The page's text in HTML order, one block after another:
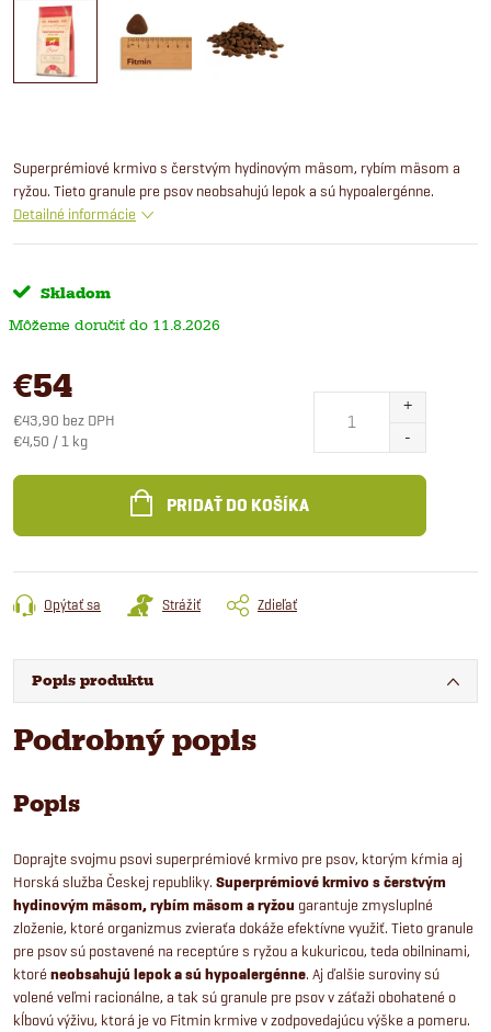
Superprémiové krmivo s čerstvým hydinovým mäsom, rybím mäsom a
ryžou. Tieto granule pre psov neobsahujú lepok a sú hypoalergénne.
Detailné informácie
Skladom
11.8.2026
€54
€43,90 bez DPH
Jednotková
€4,50 / 1 kg
PRIDAŤ DO KOŠÍKA
Opýtať sa Strážiť Zdieľať
Popis produktu
Podrobný popis
Popis
Doprajte svojmu psovi superprémiové krmivo pre psov, ktorým kŕmia aj
Horská služba Českej republiky. Superprémiové krmivo s čerstvým
hydinovým mäsom, rybím mäsom a ryžou garantuje zmysluplné
zloženie, ktoré organizmus zvieraťa dokáže efektívne využiť. Tieto granule
pre psov sú postavené na receptúre s ryžou a kukuricou, teda obilninami,
ktoré neobsahujú lepok a sú hypoalergénne. Aj ďalšie suroviny sú
volené veľmi racionálne, a tak sú granule pre psov v záťaži obohatené o
kĺbovú výživu, ktorá je vo Fitmin krmive v zodpovedajúcu výške a pomeru.